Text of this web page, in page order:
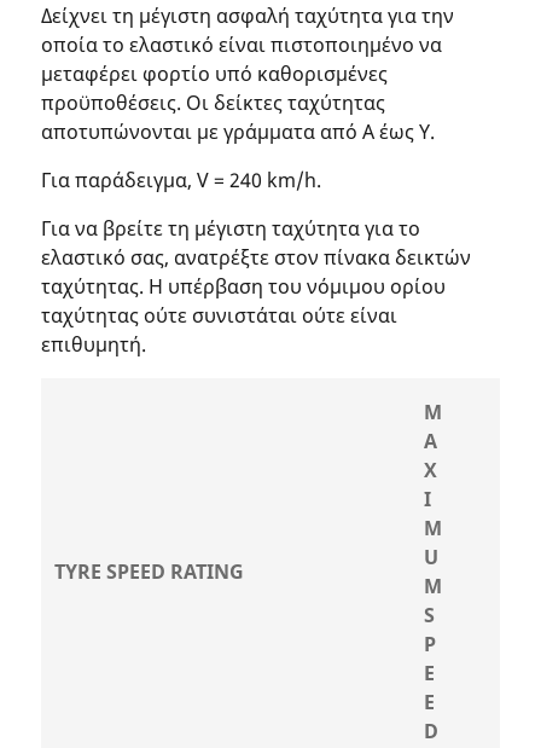
Δείχνει τη μέγιστη ασφαλή ταχύτητα για την
οποία το ελαστικό είναι πιστοποιημένο να
μεταφέρει φορτίο υπό καθορισμένες
προϋποθέσεις. Οι δείκτες ταχύτητας
αποτυπώνονται με γράμματα από Α έως Υ.
Για παράδειγμα, V = 240 km/h.
Για να βρείτε τη μέγιστη ταχύτητα για το
ελαστικό σας, ανατρέξτε στον πίνακα δεικτών
ταχύτητας. Η υπέρβαση του νόμιμου ορίου
ταχύτητας ούτε συνιστάται ούτε είναι
επιθυμητή.
TYRE SPEED RATING
M
A
X
I
M
U
M
S
P
E
E
D